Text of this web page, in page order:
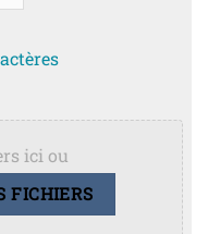
ici ou
FICHIERS